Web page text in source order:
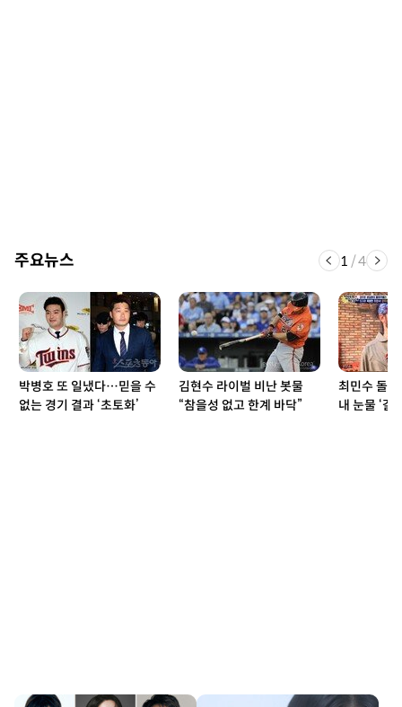
주요뉴스 1 /4
박병호 또 일냈다…믿을 수
없는 경기 결과 ‘초토화’
김현수 라이벌 비난 봇물
“참을성 없고 한계 바닥”
최민수 돌
내 눈물 ‘갈